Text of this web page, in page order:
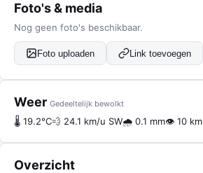
Foto's & media
Nog geen foto's beschikbaar.
Foto uploaden Link toevoegen
Weer Gedeeltelijk bewolkt
🌡 19.2°C💨 24.1 km/u SW🌧 0.1 mm👁 10 km
Overzicht